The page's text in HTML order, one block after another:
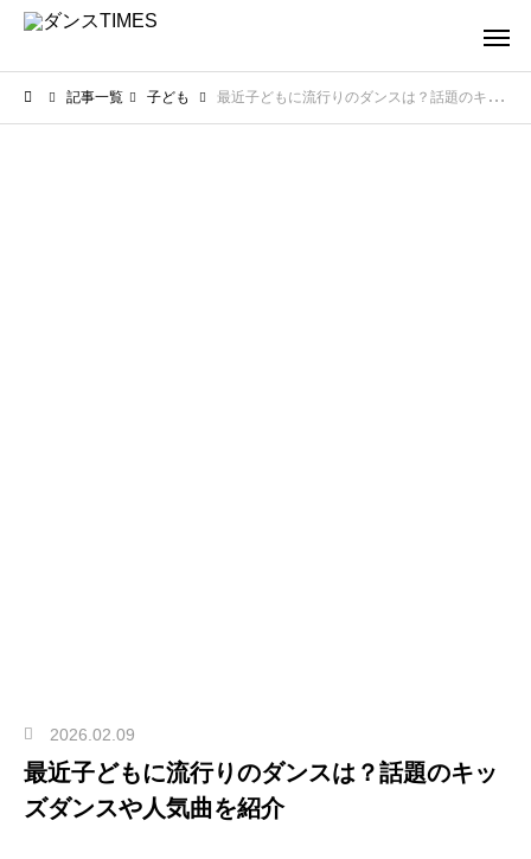
記事一覧 子ども 最近子どもに流行りのダンスは？話題のキッズダンスや人気曲を紹介
2026.02.09
最近子どもに流行りのダンスは？話題のキッ
ズダンスや人気曲を紹介